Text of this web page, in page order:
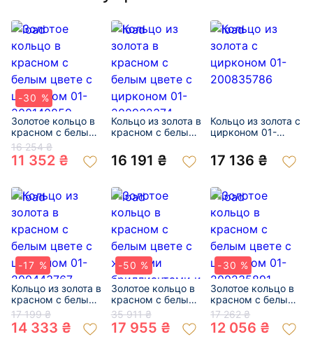
-30 %
Золотое кольцо в
красном с белым
цвете с цирконом
01-200140859
16 254 ₴
11 352 ₴
Кольцо из золота в
красном с белым
01-200932374
16 191 ₴
Кольцо из золота с
цирконом 01-
17 136 ₴
-17 %
Кольцо из золота в
красном с белым
цвете с цирконом
01-200443767
17 199 ₴
14 333 ₴
-50 %
Золотое кольцо в
красном с белым
цвете с желтыми
бриллиантами и
цирконом 01-
35 911 ₴
17 955 ₴
-30 %
Золотое кольцо в
красном с белым
цвете с цирконом
01-200235891
17 262 ₴
12 056 ₴